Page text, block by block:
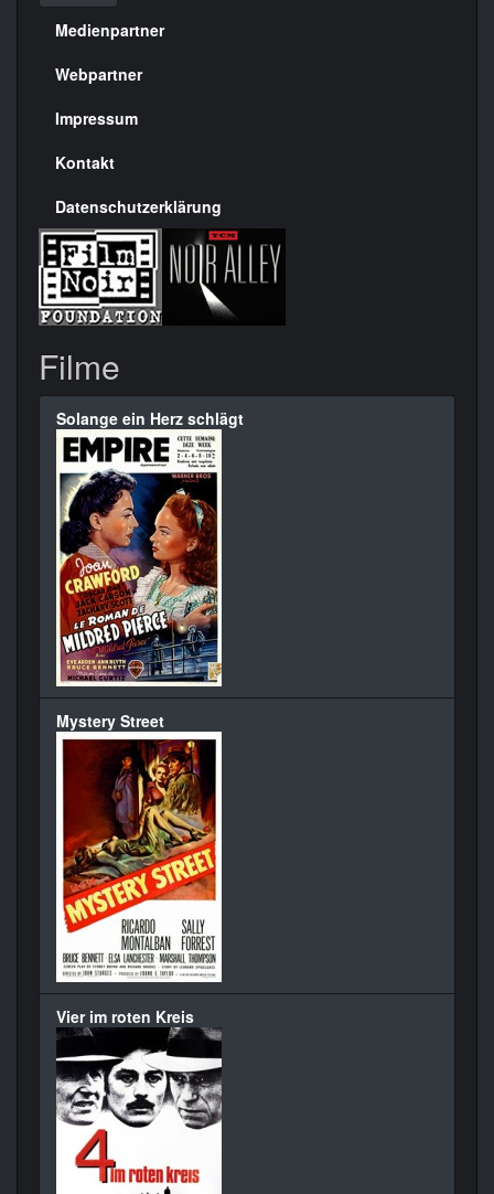
Menülinks
rechte
Seite
Medienpartner
Webpartner
Impressum
Kontakt
Datenschutzerklärung
Filme
Solange ein Herz schlägt
Mystery Street
Vier im roten Kreis